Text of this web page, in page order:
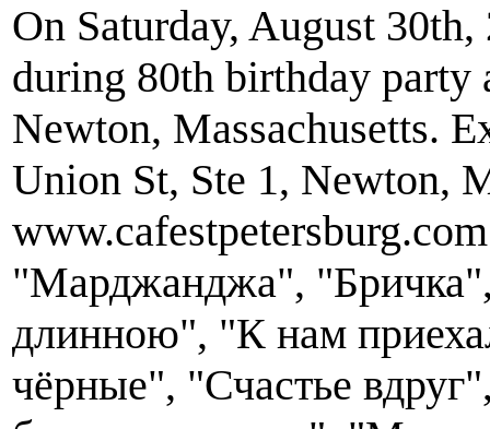
On Saturday, August
during 80th birthday party
Newton, Massachusetts.
Union St, Ste 1, Newton,
"Марджанджа",
длинною", "К нам
чёрные", "Счастье